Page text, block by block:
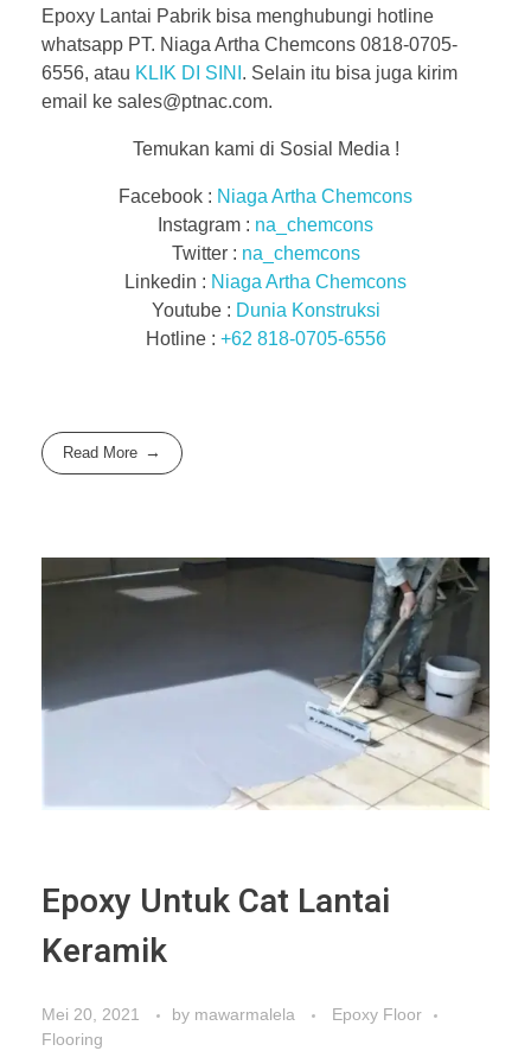
Epoxy Lantai Pabrik bisa menghubungi hotline
whatsapp PT. Niaga Artha Chemcons 0818-0705-
6556, atau KLIK DI SINI . Selain itu bisa juga kirim
email ke sales@ptnac.com.
Temukan kami di Sosial Media !
Facebook : Niaga Artha Chemcons
Instagram : na_chemcons
Twitter : na_chemcons
Linkedin : Niaga Artha Chemcons
Youtube : Dunia Konstruksi
Hotline : +62 818-0705-6556
Read More
Epoxy Untuk Cat Lantai
Keramik
Mei 20, 2021 by mawarmalela
Epoxy Floor
Flooring